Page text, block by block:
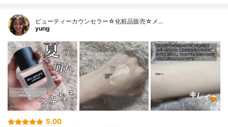
ビューティーカウンセラー☆化粧品販売☆メ…
yung
5.00